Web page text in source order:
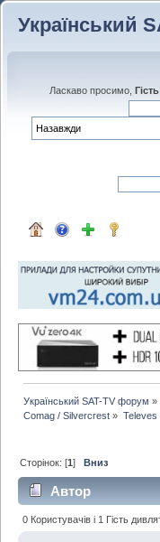
Український
Ласкаво просимо, Гість
Український SAT-TV форум »
Comag / Silvercrest » Televes
Сторінок: [1]Вниз
Автор
(Прочитано 3338
0 Користувачів і 1 Гість